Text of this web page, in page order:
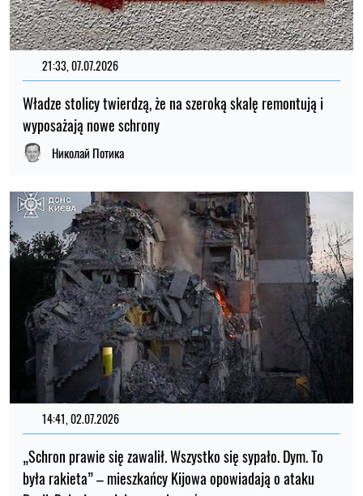
21:33, 07.07.2026
Władze stolicy twierdzą, że na szeroką skalę remontują i
wyposażają nowe schrony
Николай Потика
14:41, 02.07.2026
„Schron prawie się zawalił. Wszystko się sypało. Dym. To
była rakieta” – mieszkańcy Kijowa opowiadają o ataku